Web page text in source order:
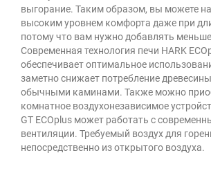
выгорание. Таким образом, вы можете
высоким уровнем комфорта даже при
потому что вам нужно добавлять
Современная технология печи HARK
обеспечивает оптимальное
заметно снижает потребление
обычными каминами. Также можно
комнатное воздухонезависимое
GT ECOplus может работать с
вентиляции. Требуемый воздух для
непосредственно из открытого воздуха.